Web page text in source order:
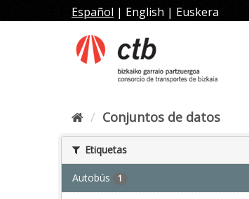
al
Español | English | Euskera
Conjuntos de datos
Etiquetas
Autobús 1